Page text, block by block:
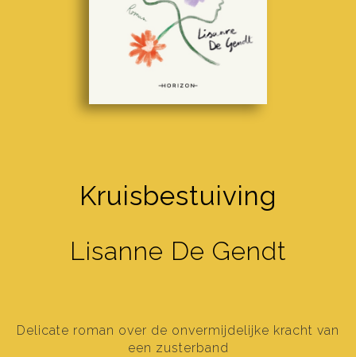
Kruisbestuiving
Lisanne De Gendt
Delicate roman over de onvermijdelijke kracht van
een zusterband